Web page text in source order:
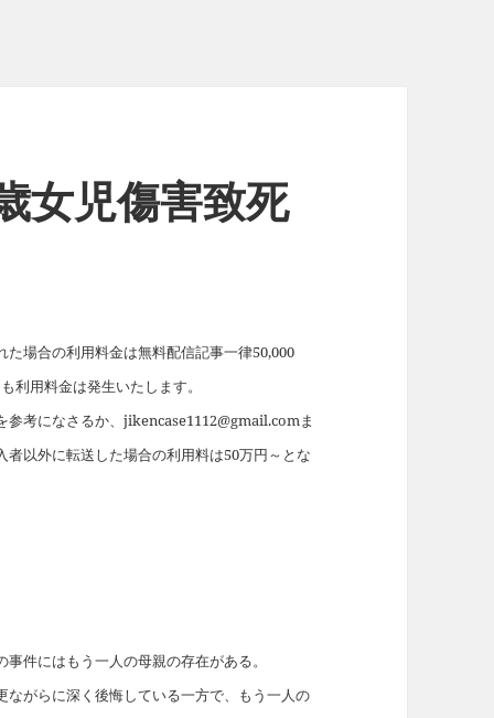
女児傷害致死
場合の利用料金は無料配信記事一律50,000
利用料金は発生いたします。
参考になさるか、jikencase1112@gmail.comま
以外に転送した場合の利用料は50万円～とな
件にはもう一人の母親の存在がある。
がらに深く後悔している一方で、もう一人の